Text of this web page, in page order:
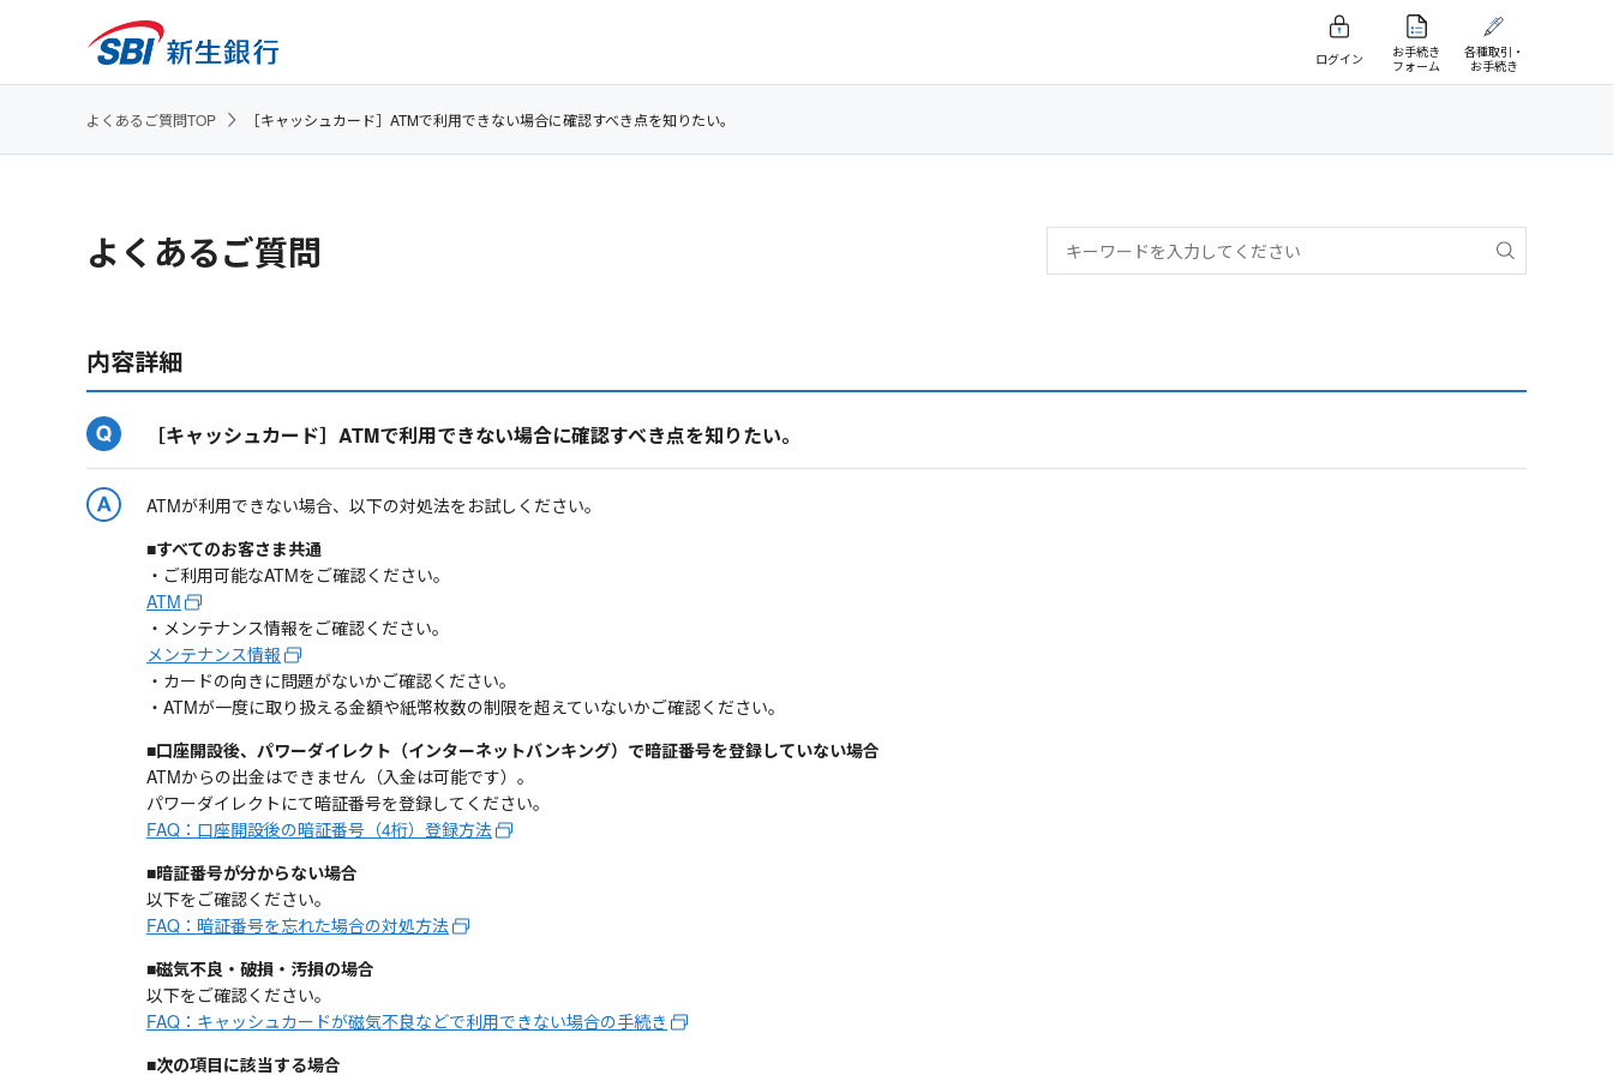
ログイン
お手続き
フォーム
各種取引・
お手続き
よくあるご質問TOP ［キャッシュカード］ATMで利用できない場合に確認すべき点を知りたい。
よくあるご質問
内容詳細
［キャッシュカード］ATMで利用できない場合に確認すべき点を知りたい。
ATMが利用できない場合、以下の対処法をお試しください。
■すべてのお客さま共通
・ご利用可能なATMをご確認ください。
ATM
・メンテナンス情報をご確認ください。
メンテナンス情報
・カードの向きに問題がないかご確認ください。
・ATMが一度に取り扱える金額や紙幣枚数の制限を超えていないかご確認ください。
■口座開設後、パワーダイレクト（インターネットバンキング）で暗証番号を登録していない場合
ATMからの出金はできません（入金は可能です）。
パワーダイレクトにて暗証番号を登録してください。
FAQ：口座開設後の暗証番号（4桁）登録方法
■暗証番号が分からない場合
以下をご確認ください。
FAQ：暗証番号を忘れた場合の対処方法
■磁気不良・破損・汚損の場合
以下をご確認ください。
FAQ：キャッシュカードが磁気不良などで利用できない場合の手続き
■次の項目に該当する場合